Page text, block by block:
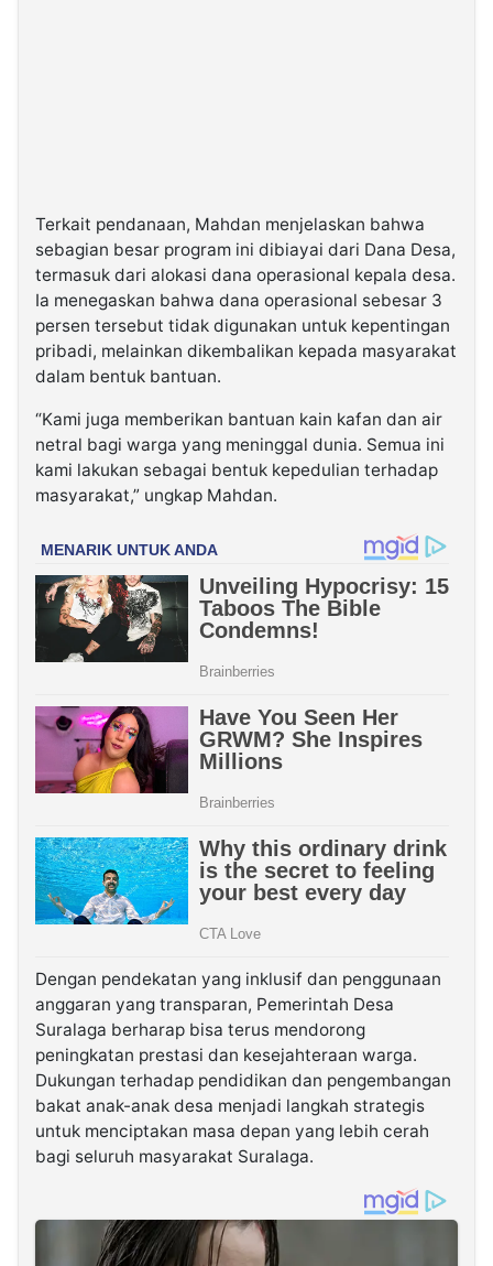
Terkait pendanaan, Mahdan menjelaskan bahwa
sebagian besar program ini dibiayai dari Dana Desa,
termasuk dari alokasi dana operasional kepala desa.
Ia menegaskan bahwa dana operasional sebesar 3
persen tersebut tidak digunakan untuk kepentingan
pribadi, melainkan dikembalikan kepada masyarakat
dalam bentuk bantuan.
“Kami juga memberikan bantuan kain kafan dan air
netral bagi warga yang meninggal dunia. Semua ini
kami lakukan sebagai bentuk kepedulian terhadap
masyarakat,” ungkap Mahdan.
Dengan pendekatan yang inklusif dan penggunaan
anggaran yang transparan, Pemerintah Desa
Suralaga berharap bisa terus mendorong
peningkatan prestasi dan kesejahteraan warga.
Dukungan terhadap pendidikan dan pengembangan
bakat anak-anak desa menjadi langkah strategis
untuk menciptakan masa depan yang lebih cerah
bagi seluruh masyarakat Suralaga.